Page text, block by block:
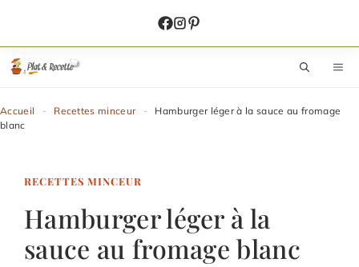
contenu
Accueil - Recettes minceur -
Hamburger léger à la sauce au fromage
blanc
RECETTES MINCEUR
Hamburger léger à la
sauce au fromage blanc